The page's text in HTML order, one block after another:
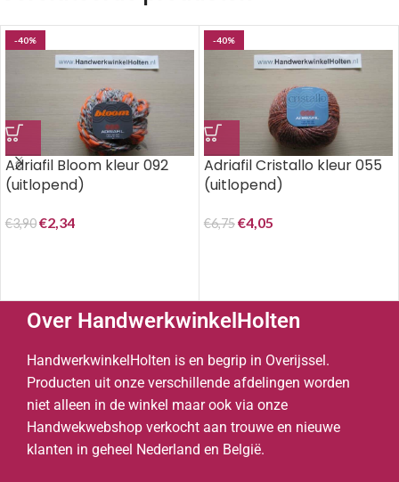
-40%
Adriafil Bloom kleur 092
(uitlopend)
€3,90€2,34
-40%
Adriafil Cristallo kleur 055
(uitlopend)
€6,75€4,05
Over HandwerkwinkelHolten
HandwerkwinkelHolten is en begrip in Overijssel.
Producten uit onze verschillende afdelingen worden
niet alleen in de winkel maar ook via onze
Handwekwebshop verkocht aan trouwe en nieuwe
klanten in geheel Nederland en België.